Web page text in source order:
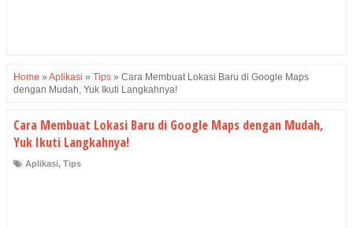
Home » Aplikasi » Tips » Cara Membuat Lokasi Baru di Google Maps
dengan Mudah, Yuk Ikuti Langkahnya!
Cara Membuat Lokasi Baru di Google Maps dengan Mudah,
Yuk Ikuti Langkahnya!
Aplikasi, Tips